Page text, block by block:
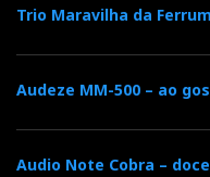
Trio Maravilha da
Audeze MM-500 – ao
Audio Note Cobra –